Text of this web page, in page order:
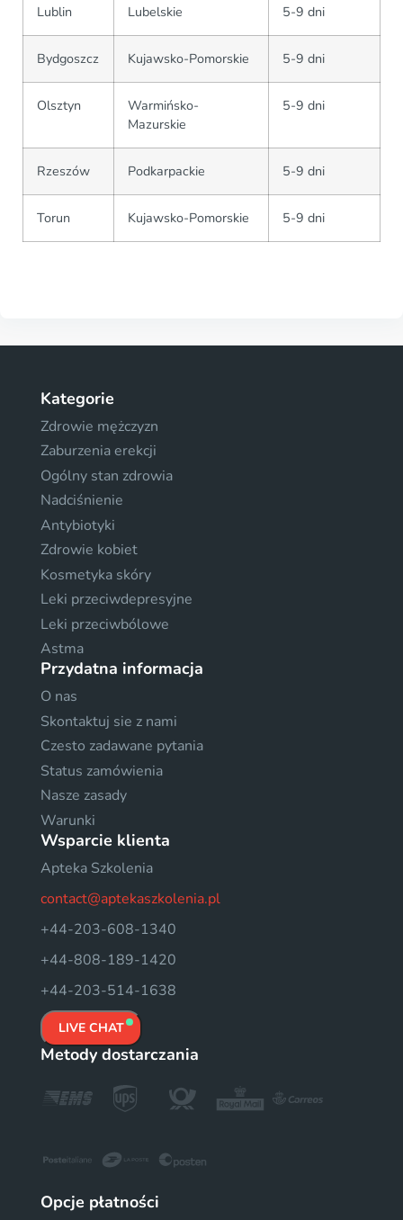
Lublin Lubelskie 5-9 dni
Bydgoszcz Kujawsko-Pomorskie 5-9 dni
Olsztyn
Warmińsko-
Mazurskie
5-9 dni
Rzeszów Podkarpackie 5-9 dni
Torun Kujawsko-Pomorskie 5-9 dni
Kategorie
Zdrowie mężczyzn
Zaburzenia erekcji
Ogólny stan zdrowia
Nadciśnienie
Antybiotyki
Zdrowie kobiet
Kosmetyka skóry
Leki przeciwdepresyjne
Leki przeciwbólowe
Astma
Przydatna informacja
O nas
Skontaktuj sie z nami
Czesto zadawane pytania
Status zamówienia
Nasze zasady
Warunki
Wsparcie klienta
Apteka Szkolenia
contact@aptekaszkolenia.pl
+44-203-608-1340
+44-808-189-1420
+44-203-514-1638
LIVE CHAT
Metody dostarczania
Opcje płatności